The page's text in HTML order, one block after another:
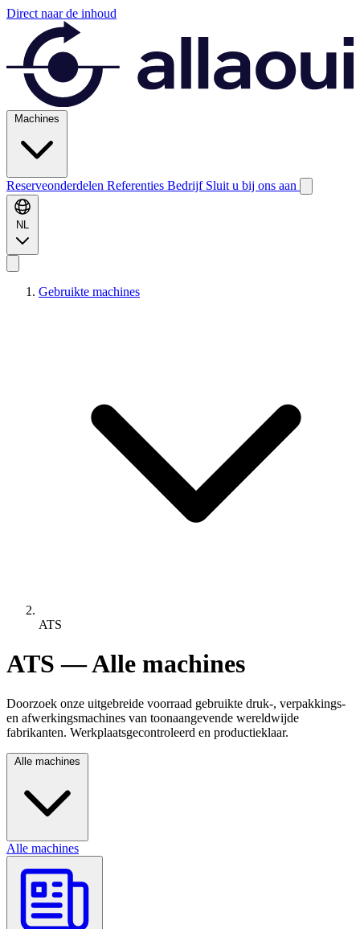
Direct naar de inhoud
Machines
Reserveonderdelen Referenties Bedrijf Sluit u bij ons aan
NL
Gebruikte machines
ATS
ATS — Alle machines
Doorzoek onze uitgebreide voorraad gebruikte druk-, verpakkings-
en afwerkingsmachines van toonaangevende wereldwijde
fabrikanten. Werkplaatsgecontroleerd en productieklaar.
Alle machines
Alle machines